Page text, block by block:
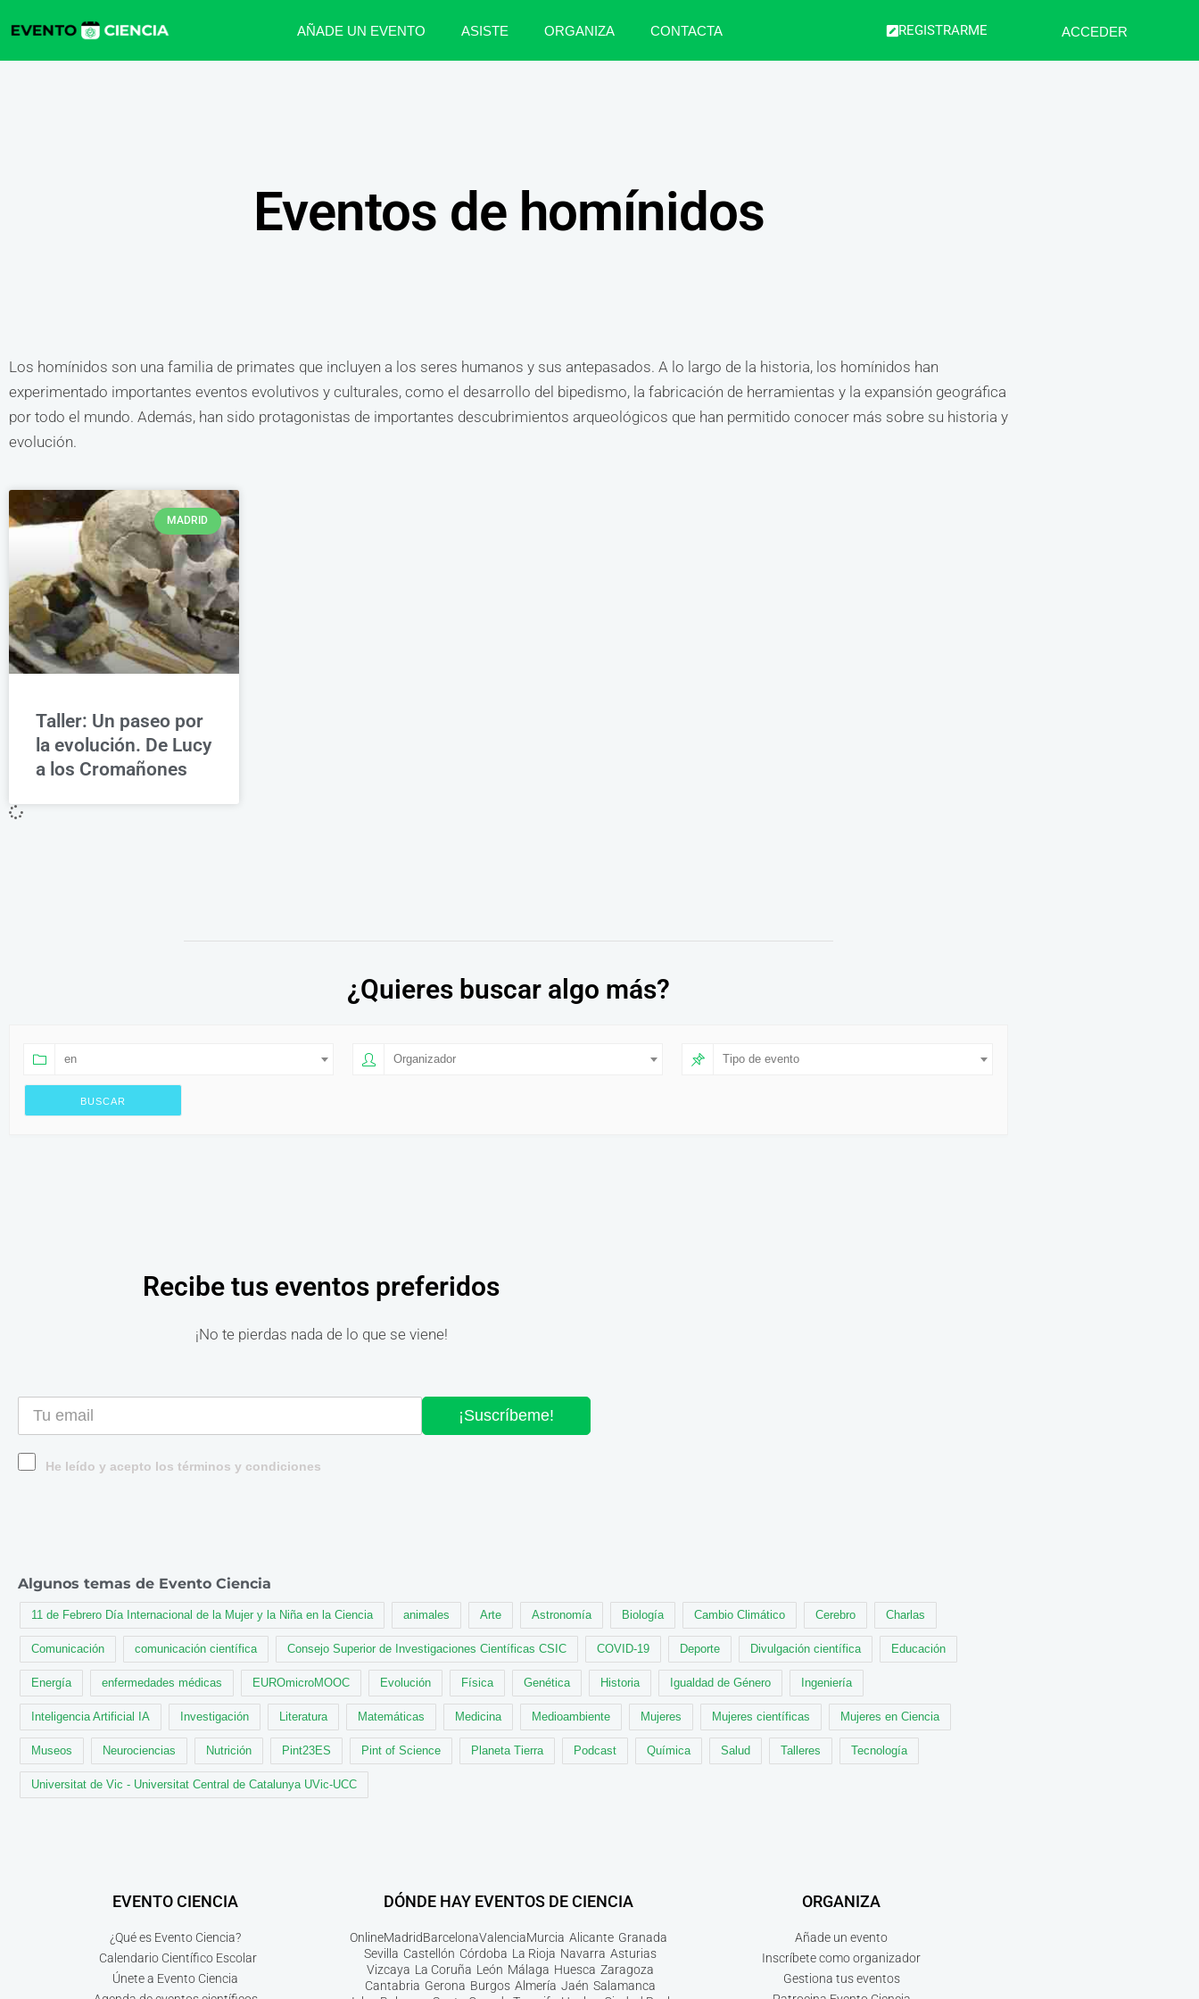
AÑADE UN EVENTO ASISTE ORGANIZA CONTACTA REGISTRARME ACCEDER
Eventos de homínidos
Los homínidos son una familia de primates que incluyen a los seres humanos y sus antepasados. A lo largo de la historia, los homínidos han
experimentado importantes eventos evolutivos y culturales, como el desarrollo del bipedismo, la fabricación de herramientas y la expansión geográfica
por todo el mundo. Además, han sido protagonistas de importantes descubrimientos arqueológicos que han permitido conocer más sobre su historia y
evolución.
MADRID
Taller: Un paseo por
la evolución. De Lucy
a los Cromañones
¿Quieres buscar algo más?
en Organizador Tipo de evento
Recibe tus eventos preferidos
¡No te pierdas nada de lo que se viene!
¡Suscríbeme!
He leído y acepto los términos y condiciones
Algunos temas de Evento Ciencia
11 de Febrero Día Internacional de la Mujer y la Niña en la Ciencia animales Arte Astronomía Biología Cambio Climático Cerebro Charlas
Comunicación comunicación científica Consejo Superior de Investigaciones Científicas CSIC COVID-19 Deporte Divulgación científica Educación
Energía enfermedades médicas EUROmicroMOOC Evolución Física Genética Historia Igualdad de Género Ingeniería
Inteligencia Artificial IA Investigación Literatura Matemáticas Medicina Medioambiente Mujeres Mujeres científicas Mujeres en Ciencia
Museos Neurociencias Nutrición Pint23ES Pint of Science Planeta Tierra Podcast Química Salud Talleres Tecnología
Universitat de Vic - Universitat Central de Catalunya UVic-UCC
EVENTO CIENCIA
¿Qué es Evento Ciencia?
Calendario Científico Escolar
Únete a Evento Ciencia
DÓNDE HAY EVENTOS DE CIENCIA
OnlineMadridBarcelonaValenciaMurcia Alicante Granada
Sevilla Castellón Córdoba La Rioja Navarra Asturias
Vizcaya La Coruña León Málaga Huesca Zaragoza
Cantabria Gerona Burgos Almería Jaén Salamanca
ORGANIZA
Añade un evento
Inscríbete como organizador
Gestiona tus eventos